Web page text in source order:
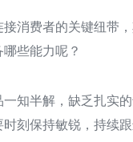
消费者的关键纽带
些能力呢？
知半解，缺乏扎实
刻保持敏锐，持续